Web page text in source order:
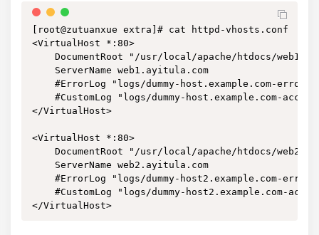
[root@zutuanxue extra]# cat httpd-vhosts.conf
<VirtualHost *:80>
    DocumentRoot "/usr/local/apache/htdocs/web1"
    ServerName web1.ayitula.com
#ErrorLog "logs/dummy-host.example.com-
#CustomLog "logs/dummy-host.example.com-
</VirtualHost>
<VirtualHost *:80>
    DocumentRoot "/usr/local/apache/htdocs/web2"
    ServerName web2.ayitula.com
#ErrorLog "logs/dummy-host2.example.com-
#CustomLog "logs/dummy-host2.example.com-
</VirtualHost>